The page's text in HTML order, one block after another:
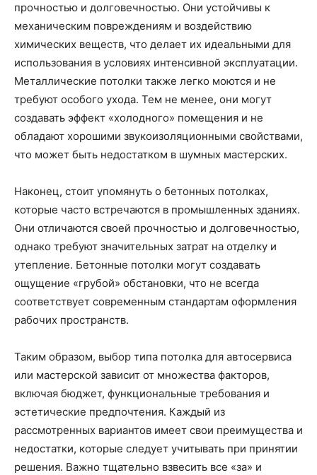
прочностью и долговечностью. Они устойчивы к
механическим повреждениям и воздействию
химических веществ, что делает их идеальными для
использования в условиях интенсивной эксплуатации.
Металлические потолки также легко моются и не
требуют особого ухода. Тем не менее, они могут
создавать эффект «холодного» помещения и не
обладают хорошими звукоизоляционными свойствами,
что может быть недостатком в шумных мастерских.
Наконец, стоит упомянуть о бетонных потолках,
которые часто встречаются в промышленных зданиях.
Они отличаются своей прочностью и долговечностью,
однако требуют значительных затрат на отделку и
утепление. Бетонные потолки могут создавать
ощущение «грубой» обстановки, что не всегда
соответствует современным стандартам оформления
рабочих пространств.
Таким образом, выбор типа потолка для автосервиса
или мастерской зависит от множества факторов,
включая бюджет, функциональные требования и
эстетические предпочтения. Каждый из
рассмотренных вариантов имеет свои преимущества и
недостатки, которые следует учитывать при принятии
решения. Важно тщательно взвесить все «за» и